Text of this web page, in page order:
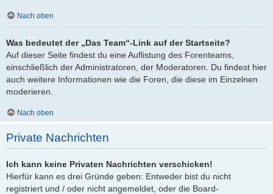
Nach oben
Was bedeutet der „Das Team“-Link auf der Startseite?
Auf dieser Seite findest du eine Auflistung des Forenteams,
einschließlich der Administratoren, der Moderatoren. Du findest hier
auch weitere Informationen wie die Foren, die diese im Einzelnen
moderieren.
Nach oben
Private Nachrichten
Ich kann keine Privaten Nachrichten verschicken!
Hierfür kann es drei Gründe geben: Entweder bist du nicht
registriert und / oder nicht angemeldet, oder die Board-